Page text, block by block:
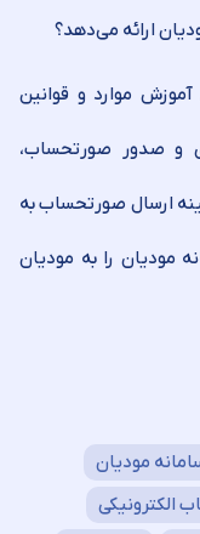
موارد و قوانین
و صدور صورتحساب،
زمینه ارسال صورتحساب به
مودیان را به مودیان
مودیان
الکترونیکی